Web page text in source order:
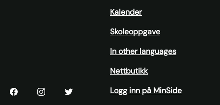
Kalender
Skoleoppgave
In other languages
Nettbutikk
Logg inn på MinSide
KrF
KrF
KrF